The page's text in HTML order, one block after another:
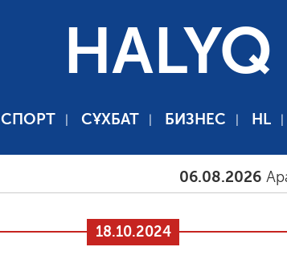
HALYQ
СПОРТ СҰХБАТ БИЗНЕС HL
06.08.2026 Арал.
18.10.2024